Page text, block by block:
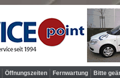
Öffnungszeiten Fernwartung Bitte